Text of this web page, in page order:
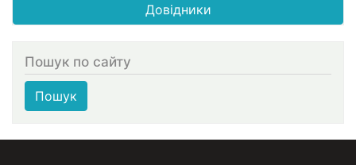
Довідники
Пошук по сайту
Пошук